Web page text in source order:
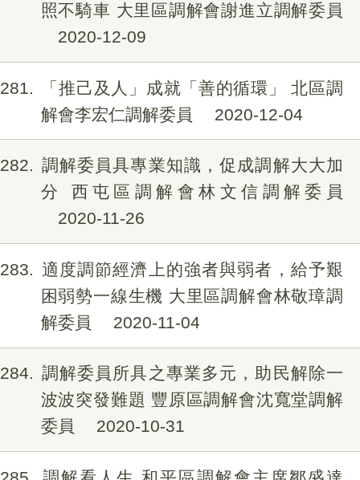
照不騎車 大里區調解會謝進立調解委員
2020-12-09
281
「推己及人」成就「善的循環」 北區調
解會李宏仁調解委員
2020-12-04
282
調解委員具專業知識，促成調解大大加
分 西屯區調解會林文信調解委員
2020-11-26
283
適度調節經濟上的強者與弱者，給予艱
困弱勢一線生機 大里區調解會林敬璋調
解委員
2020-11-04
284
調解委員所具之專業多元，助民解除一
波波突發難題 豐原區調解會沈寬堂調解
委員
2020-10-31